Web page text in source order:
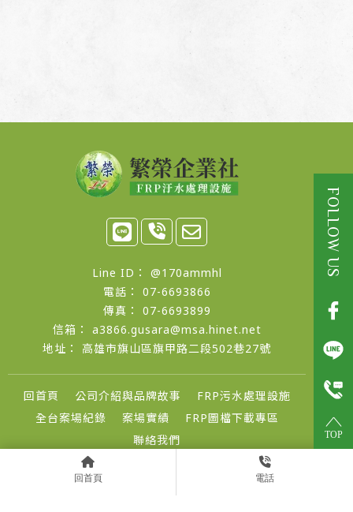
TOP
回首頁 電話
@170ammhl
07-6693866
07-6693899
a3866.gusara@msa.hinet.net
高雄市旗山區旗甲路二段502巷27號
回首頁 公司介紹與品牌故事
FRP污水處理設施
全台案場紀錄
案場實績
FRP圖檔下載專區
聯絡我們
高雄FRP汙水槽
台南FRP汙水槽